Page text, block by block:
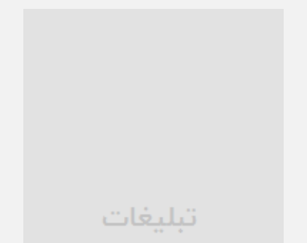
ترجیح عقلانیت ایرانی بر دیدگاه‌های آخرالزمانی